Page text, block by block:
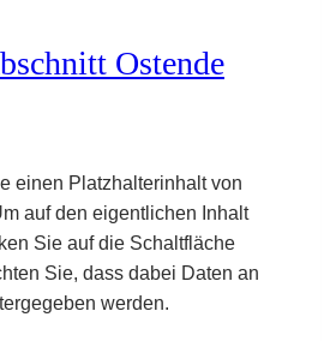
Ostende
einen Platzhalterinhalt von
auf den eigentlichen Inhalt
Sie auf die Schaltfläche
Sie, dass dabei Daten an
werden.